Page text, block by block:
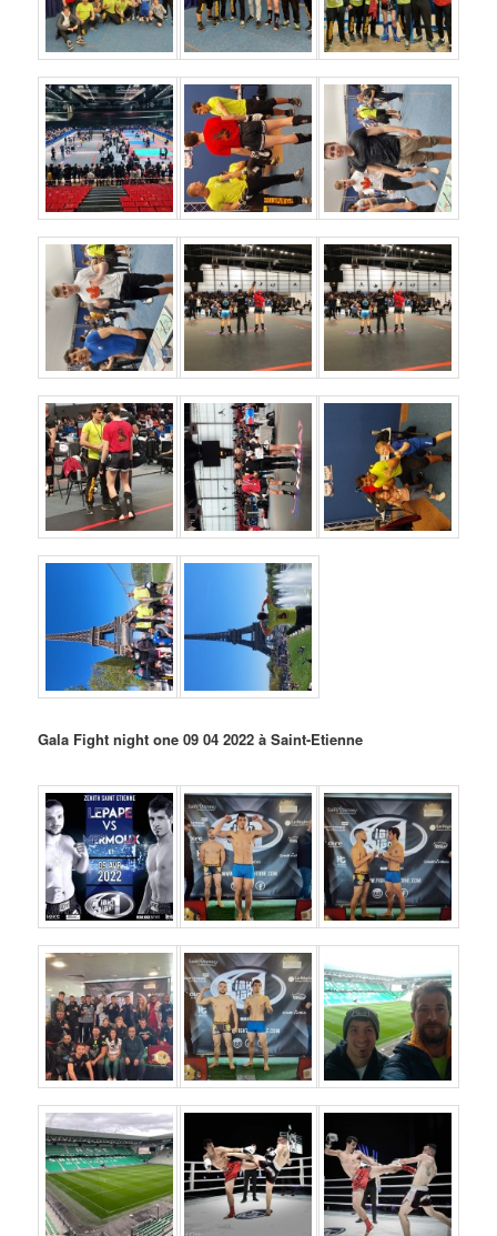
Gala Fight night one 09 04 2022 à Saint-Etienne